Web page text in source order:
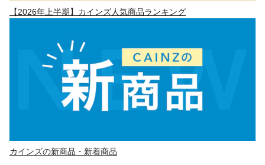
【2026年上半期】カインズ人気商品ランキング
カインズの新商品・新着商品